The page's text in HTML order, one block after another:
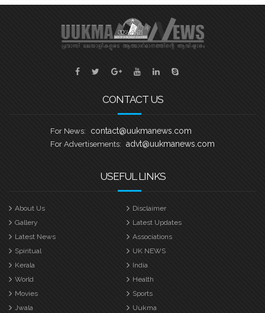
ടീമുകളെ പരിചയപ്പെടാം. ഹീറ്റ്സ് 2
കാരിച്ചാൽ ബാബു എബ്രഹാം
കളപ്പുരക്കൽ ക്യാപ്റ്റൻ ആയിട്ടുള്ള
സെവൻ സ്റ്റാർ ബോട്ട് ക്ലബ് കവൻട്രി
യുക്മ കേരള പൂരം വള്ളംകളി
CONTACT US
For News: contact@uukmanews.com
For Advertisements: advt@uukmanews.com
USEFUL LINKS
About Us
Disclaimer
Gallery
Latest Updates
Latest News
Associations
Spiritual
UK NEWS
Kerala
India
World
Health
Movies
Sports
Jwala
Uukma